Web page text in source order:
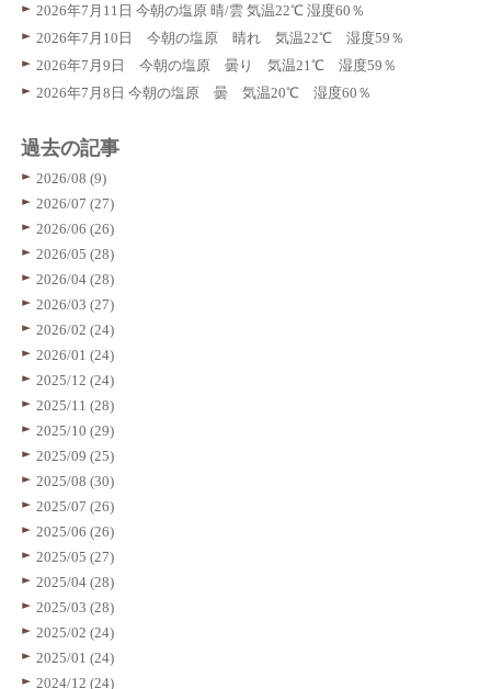
2026年7月11日 今朝の塩原 晴/雲 気温22℃ 湿度60％
2026年7月10日 今朝の塩原 晴れ 気温22℃ 湿度59％
2026年7月9日 今朝の塩原 曇り 気温21℃ 湿度59％
2026年7月8日 今朝の塩原 曇 気温20℃ 湿度60％
過去の記事
2026/08 (9)
2026/07 (27)
2026/06 (26)
2026/05 (28)
2026/04 (28)
2026/03 (27)
2026/02 (24)
2026/01 (24)
2025/12 (24)
2025/11 (28)
2025/10 (29)
2025/09 (25)
2025/08 (30)
2025/07 (26)
2025/06 (26)
2025/05 (27)
2025/04 (28)
2025/03 (28)
2025/02 (24)
2025/01 (24)
2024/12 (24)